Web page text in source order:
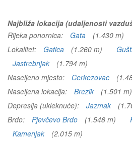
Najbliža lokacija (udaljenosti
Rijeka ponornica:
Gata
(1.430 m)
Lokalitet:
Gatica (1.260 m)
Jastrebnjak
(1.794 m)
Naseljeno mjesto:
Čerkezovac
Naseljena lokacija:
Brezik
(1.501
Depresija (ukleknuće):
Jazmak
Brdo:
Pjevčevo Brdo (1.548 m)
Kamenjak
(2.015 m)